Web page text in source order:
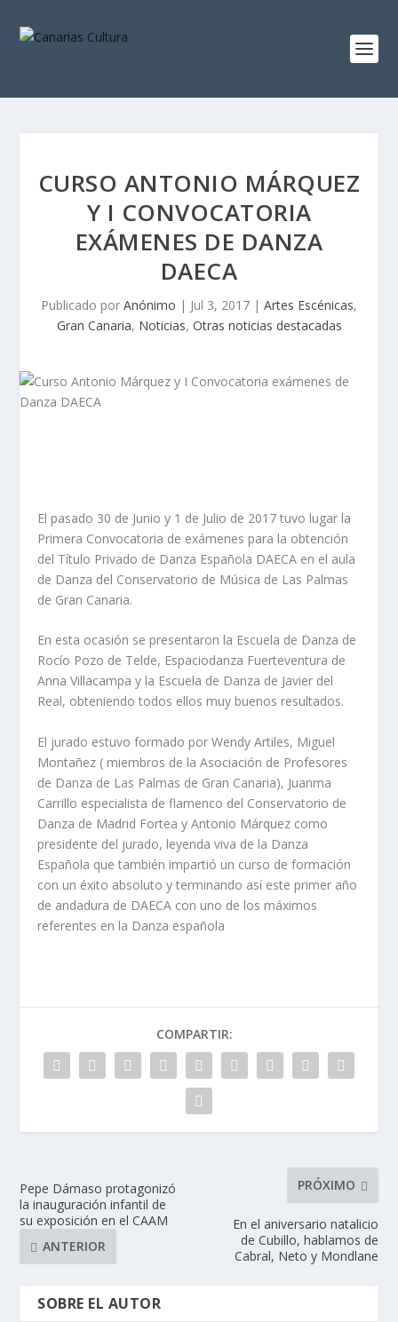
CURSO ANTONIO MÁRQUEZ
Y I CONVOCATORIA
EXÁMENES DE DANZA
DAECA
Publicado por Anónimo | Jul 3, 2017 | Artes Escénicas,
Gran Canaria, Noticias, Otras noticias destacadas
El pasado 30 de Junio y 1 de Julio de 2017 tuvo lugar la
Primera Convocatoria de exámenes para la obtención
del Título Privado de Danza Española DAECA en el aula
de Danza del Conservatorio de Música de Las Palmas
de Gran Canaria.
En esta ocasión se presentaron la Escuela de Danza de
Rocío Pozo de Telde, Espaciodanza Fuerteventura de
Anna Villacampa y la Escuela de Danza de Javier del
Real, obteniendo todos ellos muy buenos resultados.
El jurado estuvo formado por Wendy Artiles, Miguel
Montañez ( miembros de la Asociación de Profesores
de Danza de Las Palmas de Gran Canaria), Juanma
Carrillo especialista de flamenco del Conservatorio de
Danza de Madrid Fortea y Antonio Márquez como
presidente del jurado, leyenda viva de la Danza
Española que también impartió un curso de formación
con un éxito absoluto y terminando así este primer año
de andadura de DAECA con uno de los máximos
referentes en la Danza española
COMPARTIR:
Pepe Dámaso protagonizó
la inauguración infantil de
su exposición en el CAAM
ANTERIOR
PRÓXIMO
En el aniversario natalicio
de Cubillo, hablamos de
Cabral, Neto y Mondlane
SOBRE EL AUTOR